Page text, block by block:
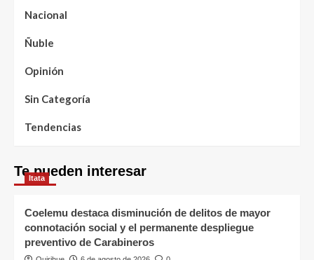
Nacional
Ñuble
Opinión
Sin Categoría
Tendencias
Te pueden interesar
Itata
Coelemu destaca disminución de delitos de mayor
connotación social y el permanente despliegue
preventivo de Carabineros